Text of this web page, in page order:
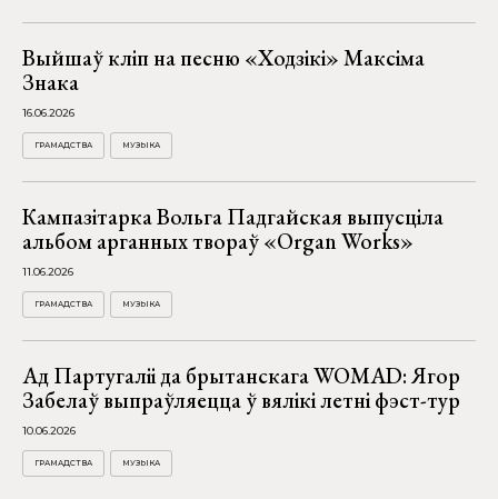
Выйшаў кліп на песню «Ходзікі» Максіма
Знака
16.06.2026
ГРАМАДСТВА МУЗЫКА
Кампазітарка Вольга Падгайская выпусціла
альбом арганных твораў «Organ Works»
11.06.2026
ГРАМАДСТВА МУЗЫКА
Ад Партугаліі да брытанскага WOMAD: Ягор
Забелаў выпраўляецца ў вялікі летні фэст-тур
10.06.2026
ГРАМАДСТВА МУЗЫКА